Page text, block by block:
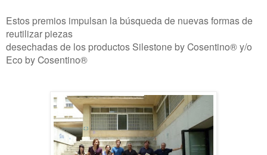
Estos premios impulsan la búsqueda de nuevas formas de
reutilizar piezas
desechadas de los productos Silestone by Cosentino® y/o
Eco by Cosentino®